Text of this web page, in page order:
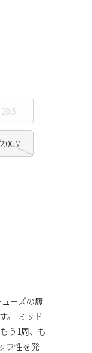
20.5
ーズの履
。 ミッド
う1周、も
プ性を発